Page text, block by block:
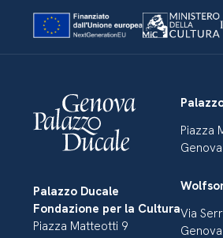
Palazzo Ducale
Fondazione per la Cultura
Piazza Matteotti 9
Piazza
Genova
Via